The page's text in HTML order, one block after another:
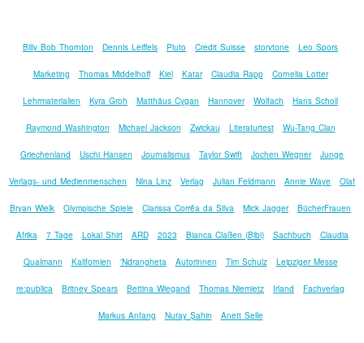
Billy Bob Thornton Dennis Leiffels Pluto Credit Suisse storytone Leo Spors
Marketing Thomas Middelhoff Kiel Katar Claudia Rapp Cornelia Lotter
Lehrmaterialien Kyra Groh Matthäus Cygan Hannover Wolfach Hans Scholl
Raymond Washington Michael Jackson Zwickau Literaturtest Wu-Tang Clan
Griechenland Uschi Hansen Journalismus Taylor Swift Jochen Wegner Junge
Verlags- und Medienmenschen Nina Linz Verlag Julian Feldmann Annie Waye Olaf
Bryan Wielk Olympische Spiele Clarissa Corrêa da Silva Mick Jagger BücherFrauen
Afrika 7 Tage Lokal Shirt ARD 2023 Bianca Claßen (Bibi) Sachbuch Claudia
Qualmann Kalifornien 'Ndrangheta Autorinnen Tim Schulz Leipziger Messe
re:publica Britney Spears Bettina Wiegand Thomas Niemietz Irland Fachverlag
Markus Anfang Nuray Şahin Anett Selle